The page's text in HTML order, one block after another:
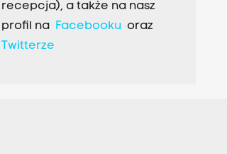
recepcja), a także na nasz
profil na Facebookuoraz
Twitterze